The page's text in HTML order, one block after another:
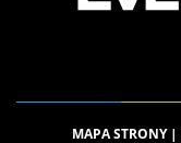
MAPA STRONY|